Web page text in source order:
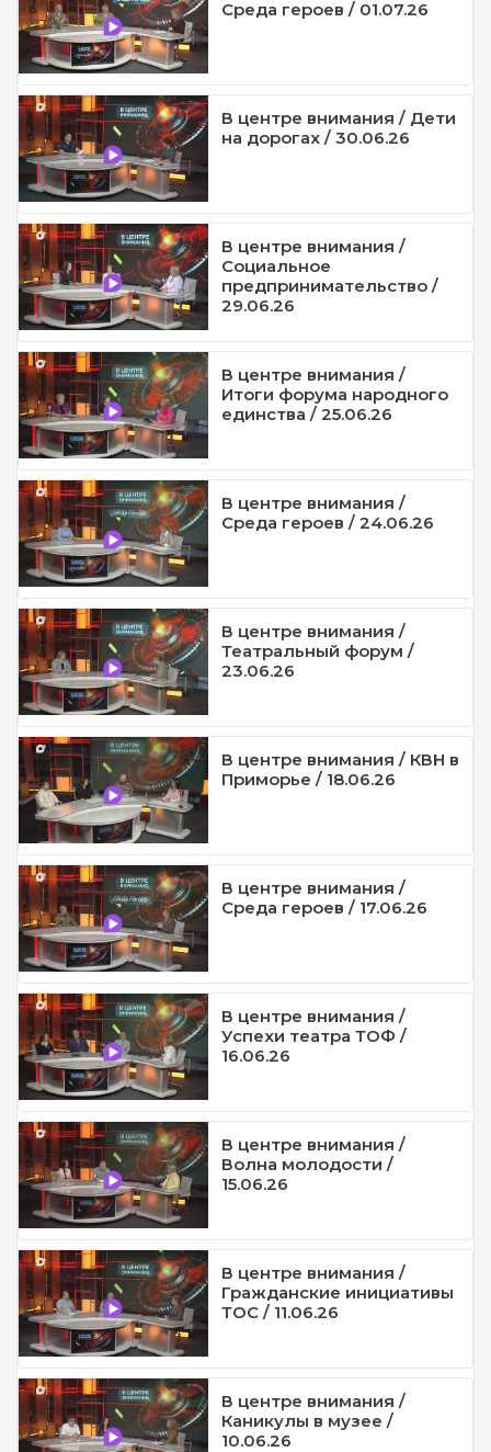
Среда героев / 01.07.26
В центре внимания / Дети
на дорогах / 30.06.26
В центре внимания /
Социальное
предпринимательство /
29.06.26
В центре внимания /
Итоги форума народного
единства / 25.06.26
В центре внимания /
Среда героев / 24.06.26
В центре внимания /
Театральный форум /
23.06.26
В центре внимания / КВН в
Приморье / 18.06.26
В центре внимания /
Среда героев / 17.06.26
В центре внимания /
Успехи театра ТОФ /
16.06.26
В центре внимания /
Волна молодости /
15.06.26
В центре внимания /
Гражданские инициативы
ТОС / 11.06.26
В центре внимания /
Каникулы в музее /
10.06.26